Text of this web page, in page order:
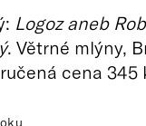
Logoz aneb
. Větrné mlýny,
cena 345